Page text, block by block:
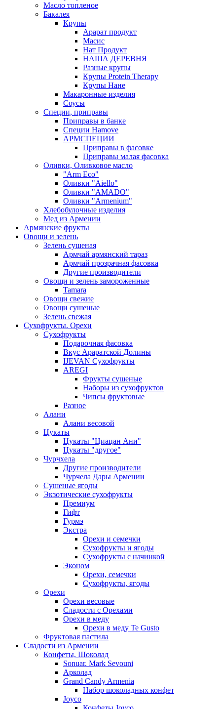
Масло топленое
Бакалея
Крупы
Арарат продукт
Масис
Нат Продукт
НАША ДЕРЕВНЯ
Разные крупы
Крупы Protein Therapy
Крупы Нане
Макаронные изделия
Соусы
Специи, приправы
Приправы в банке
Специи Hamove
АРМСПЕЦИИ
Приправы в фасовке
Приправы малая фасовка
Оливки, Оливковое масло
"Arm Eco"
Оливки "Aiello"
Оливки "AMADO"
Оливки "Armenium"
Хлебобулочные изделия
Мед из Армении
Армянские фрукты
Овощи и зелень
Зелень сушеная
Армчай армянский тараз
Армчай прозрачная фасовка
Другие производители
Овощи и зелень замороженные
Tamara
Овощи свежие
Овощи сушеные
Зелень свежая
Сухофрукты. Орехи
Сухофрукты
Подарочная фасовка
Вкус Араратской Долины
IJEVAN Сухофрукты
AREGI
Фрукты сушеные
Наборы из сухофруктов
Чипсы фруктовые
Разное
Алани
Алани весовой
Цукаты
Цукаты "Циацан Ани"
Цукаты "другое"
Чурчхела
Другие производители
Чурчела Дары Армении
Сушеные ягоды
Экзотические сухофрукты
Премиум
Гифт
Гурмэ
Экстра
Орехи и семечки
Сухофрукты и ягоды
Сухофрукты с начинкой
Эконом
Орехи, семечки
Сухофрукты, ягоды
Орехи
Орехи весовые
Сладости с Орехами
Орехи в меду
Орехи в меду Te Gusto
Фруктовая пастила
Сладости из Армении
Конфеты, Шоколад
Sonuar. Mark Sevouni
Арколад
Grand Candy Armenia
Набор шоколадных конфет
Joyco